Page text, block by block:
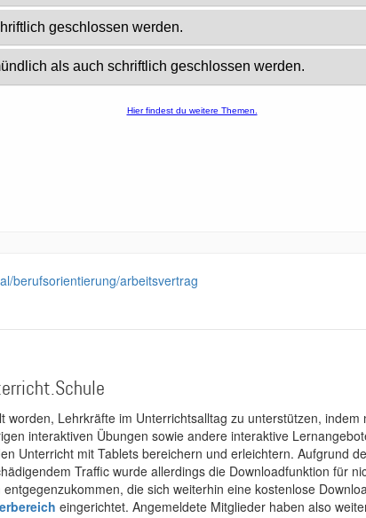
berufsorientierung/arbeitsvertrag
worden, Lehrkräfte im Unterrichtsalltag zu unterstützen,
interaktiven Übungen sowie andere interaktive
Unterricht mit Tablets bereichern und erleichtern. Aufgrund
Traffic wurde allerdings die Downloadfunktion für
die sich weiterhin eine kostenlose
eingerichtet. Angemeldete Mitglieder haben also